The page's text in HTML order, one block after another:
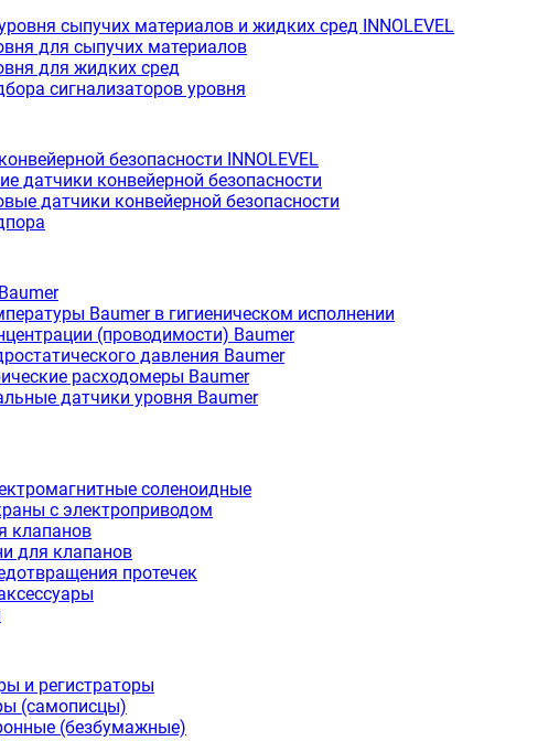
сыпучих материалов и жидких сред INNOLEVEL
для сыпучих материалов
для жидких сред
сигнализаторов уровня
безопасности INNOLEVEL
датчики конвейерной безопасности
датчики конвейерной безопасности
Baumer в гигиеническом исполнении
(проводимости) Baumer
давления Baumer
расходомеры Baumer
датчики уровня Baumer
соленоидные
с электроприводом
клапанов
для клапанов
протечек
и регистраторы
(самописцы)
(безбумажные)